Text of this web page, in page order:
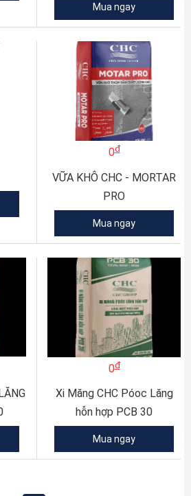
Mua ngay
0đ
VỮA KHÔ CHC - MORTAR
PRO
Mua ngay
0đ
Xi Măng CHC Póoc Lăng
hỗn hợp PCB 30
Mua ngay